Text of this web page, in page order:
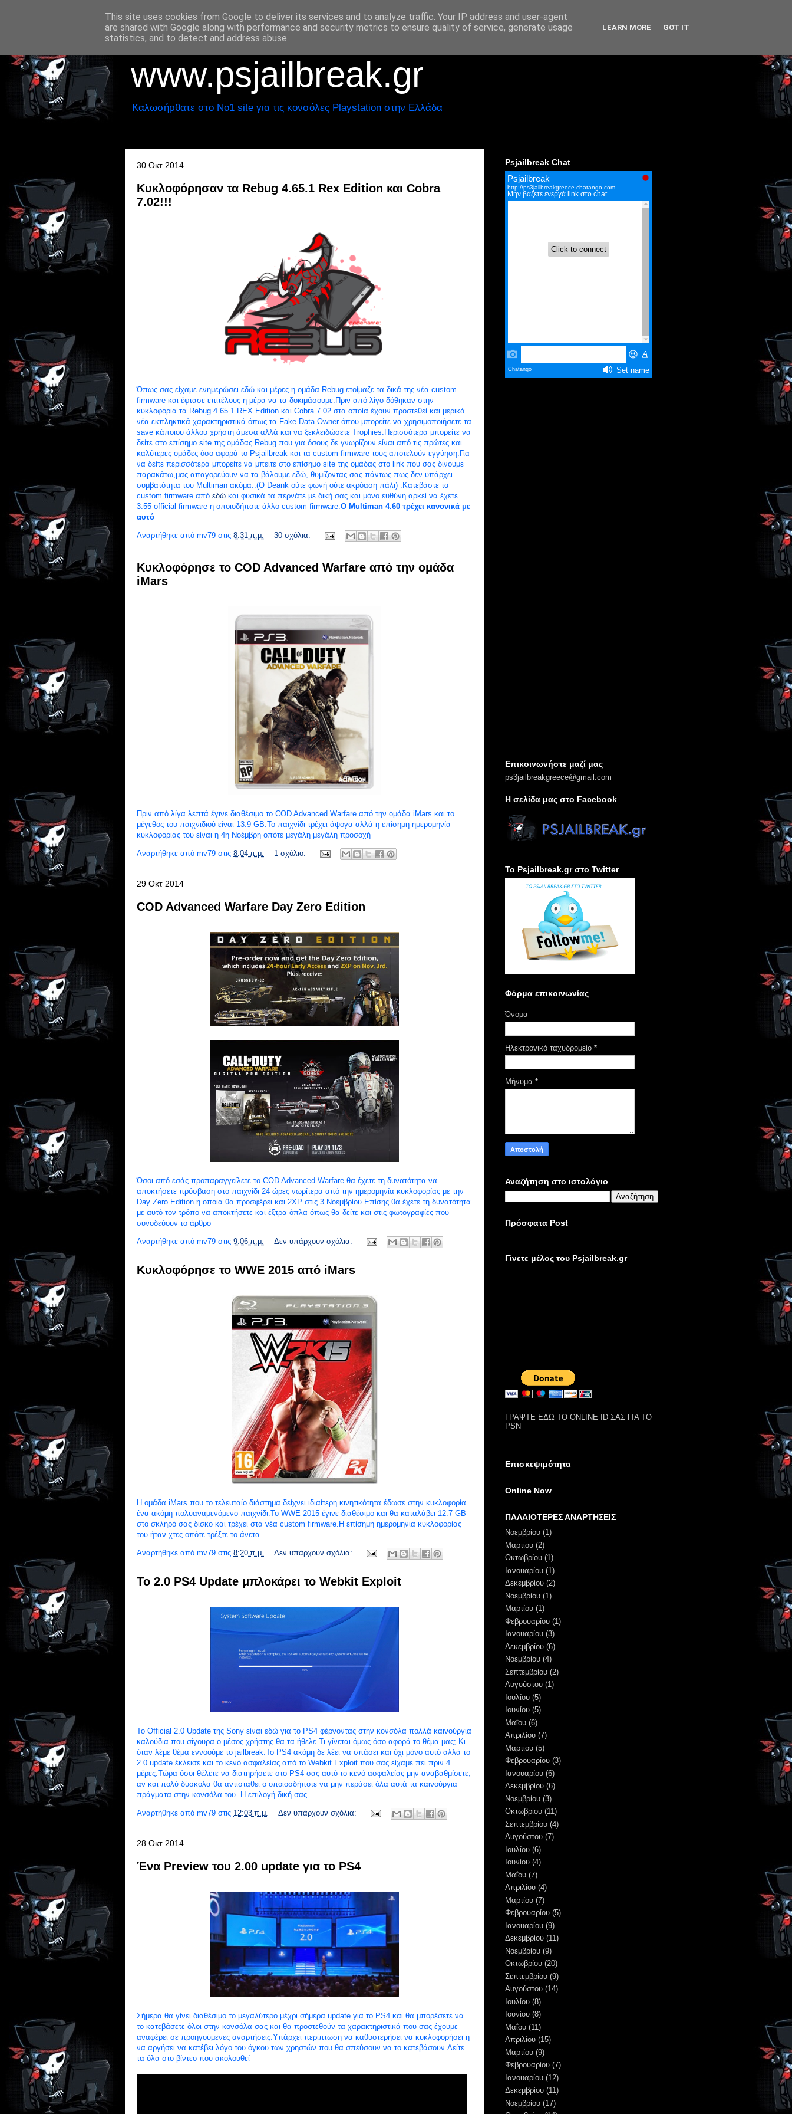
www.psjailbreak.gr
Καλωσήρθατε στο No1 site για τις κονσόλες Playstation στην Ελλάδα
30 Οκτ 2014
Κυκλοφόρησαν τα Rebug 4.65.1 Rex Edition και Cobra
7.02!!!
Όπως σας είχαμε ενημερώσει εδώ και μέρες η ομάδα Rebug ετοίμαζε τα δικά της νέα custom
firmware και έφτασε επιτέλους η μέρα να τα δοκιμάσουμε.Πριν από λίγο δόθηκαν στην
κυκλοφορία τα Rebug 4.65.1 REX Edition και Cobra 7.02 στα οποία έχουν προστεθεί και μερικά
νέα εκπληκτικά χαρακτηριστικά όπως τα Fake Data Owner όπου μπορείτε να χρησιμοποιήσετε τα
save κάποιου άλλου χρήστη άμεσα αλλά και να ξεκλειδώσετε Trophies.Περισσότερα μπορείτε να
δείτε στο επίσημο site της ομάδας Rebug που για όσους δε γνωρίζουν είναι από τις πρώτες και
καλύτερες ομάδες όσο αφορά το Psjailbreak και τα custom firmware τους αποτελούν εγγύηση.Για
να δείτε περισσότερα μπορείτε να μπείτε στο επίσημο site της ομάδας στο link που σας δίνουμε
παρακάτω,μας απαγορεύουν να τα βάλουμε εδώ, θυμίζοντας σας πάντως πως δεν υπάρχει
συμβατότητα του Multiman ακόμα..(Ο Deank ούτε φωνή ούτε ακρόαση πάλι) .Κατεβάστε τα
custom firmware από εδώ και φυσικά τα περνάτε με δική σας και μόνο ευθύνη αρκεί να έχετε
3.55 official firmware η οποιοδήποτε άλλο custom firmware.Ο Multiman 4.60 τρέχει κανονικά με
αυτό
Αναρτήθηκε από mv79 στις 8:31 π.μ. 30 σχόλια:
Κυκλοφόρησε το COD Advanced Warfare από την ομάδα
iMars
Πριν από λίγα λεπτά έγινε διαθέσιμο το COD Advanced Warfare από την ομάδα iMars και το
μέγεθος του παιχνιδιού είναι 13.9 GB.To παιχνίδι τρέχει άψογα αλλά η επίσημη ημερομηνία
κυκλοφορίας του είναι η 4η Νοέμβρη οπότε μεγάλη μεγάλη προσοχή
Αναρτήθηκε από mv79 στις 8:04 π.μ. 1 σχόλιο:
29 Οκτ 2014
COD Advanced Warfare Day Zero Edition
Όσοι από εσάς προπαραγγείλετε το COD Advanced Warfare θα έχετε τη δυνατότητα να
αποκτήσετε πρόσβαση στο παιχνίδι 24 ώρες νωρίτερα από την ημερομηνία κυκλοφορίας με την
Day Zero Edition η οποία θα προσφέρει και 2XP στις 3 Νοεμβρίου.Επίσης θα έχετε τη δυνατότητα
με αυτό τον τρόπο να αποκτήσετε και έξτρα όπλα όπως θα δείτε και στις φωτογραφίες που
συνοδεύουν το άρθρο
Αναρτήθηκε από mv79 στις 9:06 π.μ. Δεν υπάρχουν σχόλια:
Κυκλοφόρησε το WWE 2015 από iMars
Η ομάδα iMars που το τελευταίο διάστημα δείχνει ιδιαίτερη κινητικότητα έδωσε στην κυκλοφορία
ένα ακόμη πολυαναμενόμενο παιχνίδι.Το WWE 2015 έγινε διαθέσιμο και θα καταλάβει 12.7 GB
στο σκληρό σας δίσκο και τρέχει στα νέα custom firmware.H επίσημη ημερομηνία κυκλοφορίας
του ήταν χτες οπότε τρέξτε το άνετα
Αναρτήθηκε από mv79 στις 8:20 π.μ. Δεν υπάρχουν σχόλια:
To 2.0 PS4 Update μπλοκάρει το Webkit Exploit
Το Official 2.0 Update της Sony είναι εδώ για το PS4 φέρνοντας στην κονσόλα πολλά καινούργια
καλούδια που σίγουρα ο μέσος χρήστης θα τα ήθελε.Τι γίνεται όμως όσο αφορά το θέμα μας; Κι
όταν λέμε θέμα εννοούμε το jailbreak.Το PS4 ακόμη δε λέει να σπάσει και όχι μόνο αυτό αλλά το
2.0 update έκλεισε και το κενό ασφαλείας από το Webkit Exploit που σας είχαμε πει πριν 4
μέρες.Τώρα όσοι θέλετε να διατηρήσετε στο PS4 σας αυτό το κενό ασφαλείας μην αναβαθμίσετε,
αν και πολύ δύσκολα θα αντισταθεί ο οποιοσδήποτε να μην περάσει όλα αυτά τα καινούργια
πράγματα στην κονσόλα του..Η επιλογή δική σας
Αναρτήθηκε από mv79 στις 12:03 π.μ. Δεν υπάρχουν σχόλια:
28 Οκτ 2014
Ένα Preview του 2.00 update για το PS4
Σήμερα θα γίνει διαθέσιμο το μεγαλύτερο μέχρι σήμερα update για το PS4 και θα μπορέσετε να
το κατεβάσετε όλοι στην κονσόλα σας και θα προστεθούν τα χαρακτηριστικά που σας έχουμε
αναφέρει σε προηγούμενες αναρτήσεις.Υπάρχει περίπτωση να καθυστερήσει να κυκλοφορήσει η
να αργήσει να κατέβει λόγο του όγκου των χρηστών που θα σπεύσουν να το κατεβάσουν.Δείτε
τα όλα στο βίντεο που ακολουθεί
Psjailbreak Chat
Επικοινωνήστε μαζί μας
ps3jailbreakgreece@gmail.com
H σελίδα μας στο Facebook
Το Psjailbreak.gr στο Twitter
Φόρμα επικοινωνίας
Όνομα
Ηλεκτρονικό ταχυδρομείο *
Μήνυμα *
Αναζήτηση στο ιστολόγιο
Πρόσφατα Post
Γίνετε μέλος του Psjailbreak.gr
ΓΡΑΨΤΕ ΕΔΩ ΤΟ ONLINE ID ΣΑΣ ΓΙΑ ΤΟ
PSN
Επισκεψιμότητα
Online Now
ΠΑΛΑΙΟΤΕΡΕΣ ΑΝΑΡΤΗΣΕΙΣ
Νοεμβρίου (1)
Μαρτίου (2)
Οκτωβρίου (1)
Ιανουαρίου (1)
Δεκεμβρίου (2)
Νοεμβρίου (1)
Μαρτίου (1)
Φεβρουαρίου (1)
Ιανουαρίου (3)
Δεκεμβρίου (6)
Νοεμβρίου (4)
Σεπτεμβρίου (2)
Αυγούστου (1)
Ιουλίου (5)
Ιουνίου (5)
Μαΐου (6)
Απριλίου (7)
Μαρτίου (5)
Φεβρουαρίου (3)
Ιανουαρίου (6)
Δεκεμβρίου (6)
Νοεμβρίου (3)
Οκτωβρίου (11)
Σεπτεμβρίου (4)
Αυγούστου (7)
Ιουλίου (6)
Ιουνίου (4)
Μαΐου (7)
Απριλίου (4)
Μαρτίου (7)
Φεβρουαρίου (5)
Ιανουαρίου (9)
Δεκεμβρίου (11)
Νοεμβρίου (9)
Οκτωβρίου (20)
Σεπτεμβρίου (9)
Αυγούστου (14)
Ιουλίου (8)
Ιουνίου (8)
Μαΐου (11)
Απριλίου (15)
Μαρτίου (9)
Φεβρουαρίου (7)
Ιανουαρίου (12)
Δεκεμβρίου (11)
Νοεμβρίου (17)
This site uses cookies from Google to deliver its services and to analyze traffic. Your IP address and user-agent
are shared with Google along with performance and security metrics to ensure quality of service, generate usage
statistics, and to detect and address abuse.
LEARN MORE GOT IT